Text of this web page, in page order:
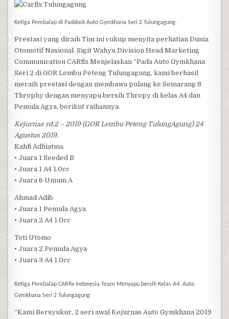
Ketiga Pembalap di Paddock Auto Gymkhana Seri 2 Tulungagung.
Prestasi yang diraih Tim ini cukup menyita perhatian Dunia
Otomotif Nasional. Sigit Wahyu Division Head Marketing
Communication CARfix Menjelaskan “Pada Auto Gymkhana
Seri 2 di GOR Lembu Peteng Tulungagung, kami berhasil
meraih prestasi dengan membawa pulang ke Semarang 8
Throphy dengan menyapu bersih Thropy di kelas A4 dan
Pemula Agya, berikut raihannya.
Kejurnas rd.2 – 2019 (GOR Lembu Peteng TulungAgung) 24
Agustus 2019.
Kahfi Adhiatma
• Juara 1 Seeded B
• Juara 1 A4 1.0cc
• Juara 6 Umum A
Ahmad Adib
• Juara 1 Pemula Agya
• Juara 2 A4 1.0cc
Toti Utomo
• Juara 2 Pemula Agya
• Juara 3 A4 1.0cc
Ketiga Pembalap CARfix Indonesia Team Menyapu bersih Kelas A4, Auto
Gymkhana Seri 2 Tulungagung
“Kami Bersyukur, 2 seri awal Kejurnas Auto Gymkhana 2019